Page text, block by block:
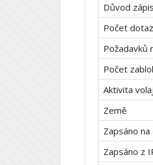
Důvod
Počet
Požadavků
Počet
Aktivita
Země
Zapsáno
Zapsáno z